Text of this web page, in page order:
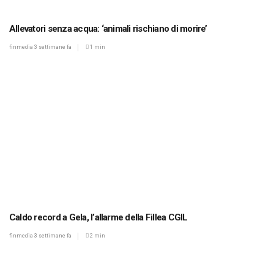
Allevatori senza acqua: ‘animali rischiano di morire’
finmedia 3 settimane fa 1 min
Caldo record a Gela, l’allarme della Fillea CGIL
finmedia 3 settimane fa 2 min